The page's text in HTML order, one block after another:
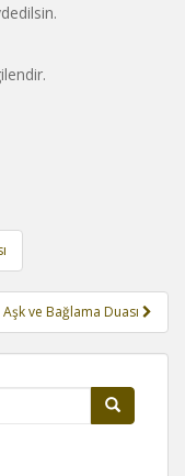
Aşk ve Bağlama Duası